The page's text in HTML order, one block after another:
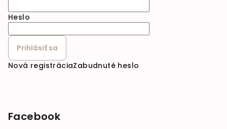
Heslo
Prihlásiť sa
Nová registráciaZabudnuté heslo
Facebook